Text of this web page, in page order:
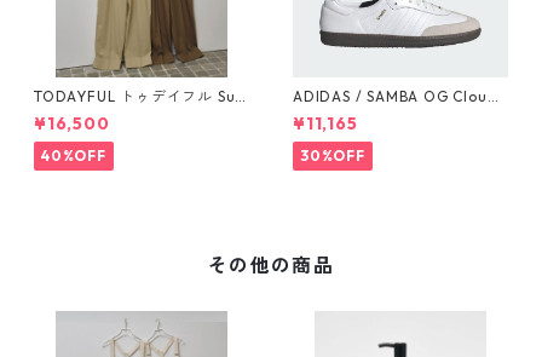
TODAYFUL トゥデイフル Sus
penders Highwaist Pants 12
510703
¥16,500
40%OFF
ADIDAS / SAMBA OG Cloud
White / Cloud White / Gum
(IE3439)
¥11,165
30%OFF
その他の商品